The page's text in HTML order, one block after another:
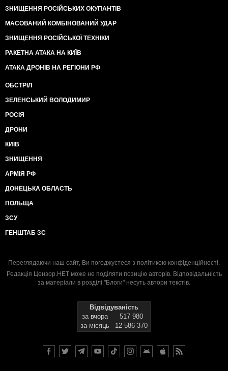
ЗНИЩЕННЯ РОСІЙСЬКИХ ОКУПАНТІВ
МАСОВАНИЙ КОМБІНОВАНИЙ УДАР
ЗНИЩЕННЯ РОСІЙСЬКОЇ ТЕХНІКИ
РАКЕТНА АТАКА НА КИЇВ
АТАКА ДРОНІВ НА РЕГІОНИ РФ
ОБСТРІЛ
ЗЕЛЕНСЬКИЙ ВОЛОДИМИР
РОСІЯ
ДРОНИ
КИЇВ
ЗНИЩЕННЯ
АРМІЯ РФ
ДОНЕЦЬКА ОБЛАСТЬ
ПОЛЬЩА
ЗСУ
ГЕНШТАБ ЗС
Переглядаючи наш сайт, Ви погоджуєтеся з політикою конфіденційності.
Редакція Цензор.НЕТ може не поділяти позицію авторів. Відповідальність
за матеріали в розділі "Блоги" несуть автори текстів.
Відвідуваність
за вчора
517 980
за місяць
12 586 370